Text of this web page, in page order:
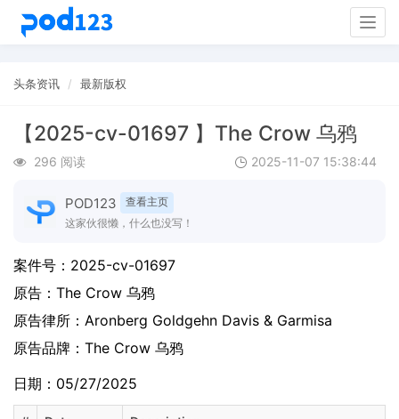
头条资讯 最新版权
【2025-cv-01697 】The Crow 乌鸦
296 阅读 2025-11-07 15:38:44
POD123
查看主页
这家伙很懒，什么也没写！
案件号： 2025-cv-01697
原告： The Crow 乌鸦
原告律所：Aronberg Goldgehn Davis & Garmisa
原告品牌： The Crow 乌鸦
日期：05/27/2025